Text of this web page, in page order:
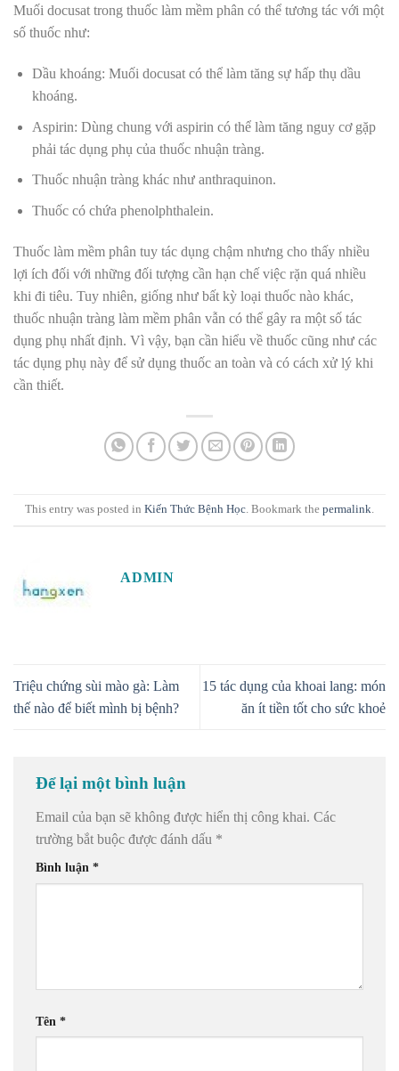
Muối docusat trong thuốc làm mềm phân có thể tương tác với một
số thuốc như:
Dầu khoáng: Muối docusat có thể làm tăng sự hấp thụ dầu
khoáng.
Aspirin: Dùng chung với aspirin có thể làm tăng nguy cơ gặp
phải tác dụng phụ của thuốc nhuận tràng.
Thuốc nhuận tràng khác như anthraquinon.
Thuốc có chứa phenolphthalein.
Thuốc làm mềm phân tuy tác dụng chậm nhưng cho thấy nhiều
lợi ích đối với những đối tượng cần hạn chế việc rặn quá nhiều
khi đi tiêu. Tuy nhiên, giống như bất kỳ loại thuốc nào khác,
thuốc nhuận tràng làm mềm phân vẫn có thể gây ra một số tác
dụng phụ nhất định. Vì vậy, bạn cần hiểu về thuốc cũng như các
tác dụng phụ này để sử dụng thuốc an toàn và có cách xử lý khi
cần thiết.
This entry was posted in Kiến Thức Bệnh Học. Bookmark the permalink.
ADMIN
Triệu chứng sùi mào gà: Làm
thế nào để biết mình bị bệnh?
15 tác dụng của khoai lang: món
ăn ít tiền tốt cho sức khoẻ
Để lại một bình luận
Email của bạn sẽ không được hiển thị công khai. Các
trường bắt buộc được đánh dấu *
Bình luận *
Tên *